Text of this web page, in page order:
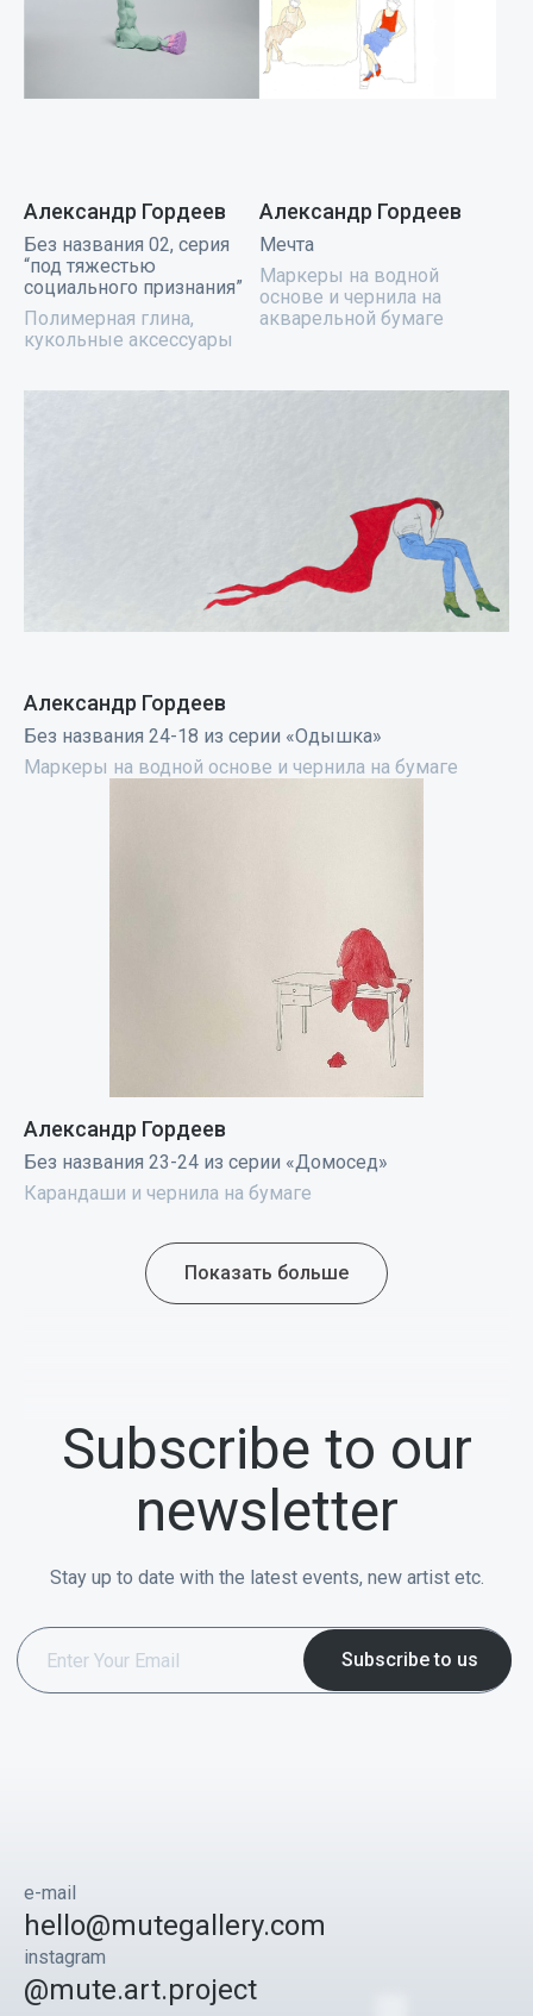
Александр Гордеев
Без названия 02, серия
“под тяжестью
социального признания”
Полимерная глина,
кукольные аксессуары
Александр Гордеев
Мечта
Маркеры на водной
основе и чернила на
акварельной бумаге
Александр Гордеев
Без названия 24-18 из серии «Одышка»
Маркеры на водной основе и чернила на бумаге
Александр Гордеев
Без названия 23-24 из серии «Домосед»
Карандаши и чернила на бумаге
Показать больше
Subscribe to our
newsletter
Stay up to date with the latest events, new artist etc.
e-mail
hello@mutegallery.com
instagram
@mute.art.project